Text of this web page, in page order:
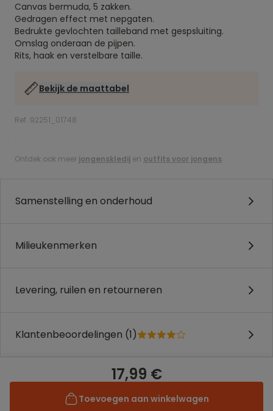
Canvas bermuda, 5 zakken.
Gedragen effect met nepgaten.
Bedrukte gevlochten tailleband met gespsluiting.
Omslag onderaan de pijpen.
Rits, haak en verstelbare taille.
Bekijk de maattabel
Ref. 92251_01748
.
Ontdek ook meer jongenskledij en outfits voor jongens.
Samenstelling en onderhoud
Milieukenmerken
Levering, ruilen en retourneren
Klantenbeoordelingen (1)
17,99 €
Toevoegen aan winkelwagen